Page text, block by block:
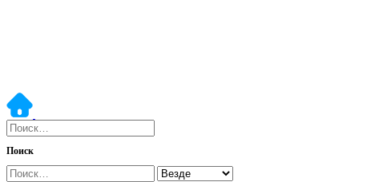
Поиск